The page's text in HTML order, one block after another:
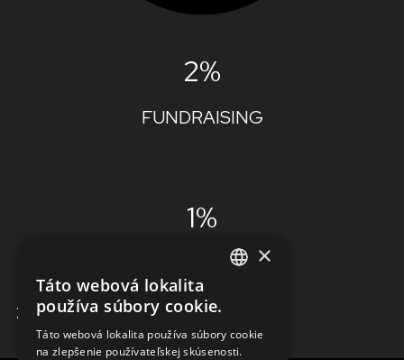
2%
FUNDRAISING
1%
ADMINISTRÁCIA
ZISTIŤ VIAC
CZECH
×
Táto webová lokalita
používa súbory cookie.
Táto webová lokalita používa súbory cookie
na zlepšenie používateľskej skúsenosti.